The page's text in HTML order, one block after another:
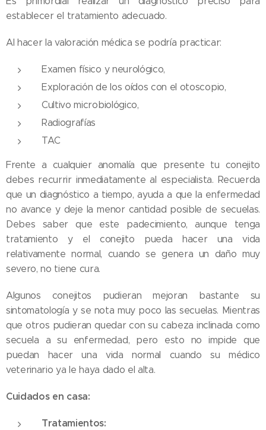
establecer el tratamiento adecuado.
Al hacer la valoración médica se podría practicar:
Examen físico y neurológico,
Exploración de los oídos con el otoscopio,
Cultivo microbiológico,
Radiografías
TAC
Frente a cualquier anomalía que presente tu conejito
debes recurrir inmediatamente al especialista. Recuerda
que un diagnóstico a tiempo, ayuda a que la enfermedad
no avance y deje la menor cantidad posible de secuelas.
Debes saber que este padecimiento, aunque tenga
tratamiento y el conejito pueda hacer una vida
relativamente normal, cuando se genera un daño muy
severo, no tiene cura.
Algunos conejitos pudieran mejoran bastante su
sintomatología y se nota muy poco las secuelas. Mientras
que otros pudieran quedar con su cabeza inclinada como
secuela a su enfermedad, pero esto no impide que
puedan hacer una vida normal cuando su médico
veterinario ya le haya dado el alta.
Cuidados en casa:
Tratamientos: